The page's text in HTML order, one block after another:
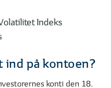
Indeks
ind på kontoen?
konti den 18.